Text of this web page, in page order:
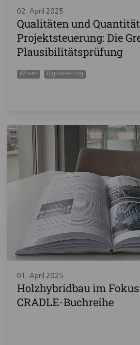
02. April 2025
Qualitäten und
Projektsteuerung: Die
Plausibilitätsprüfung
Wissen Digitalisierung
01. April 2025
Holzhybridbau im
CRADLE-Buchreihe